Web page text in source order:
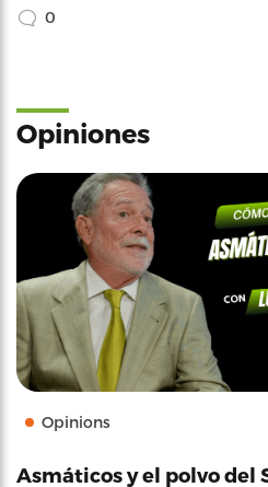
0
Opiniones
Opinions
Asmáticos y el polvo del